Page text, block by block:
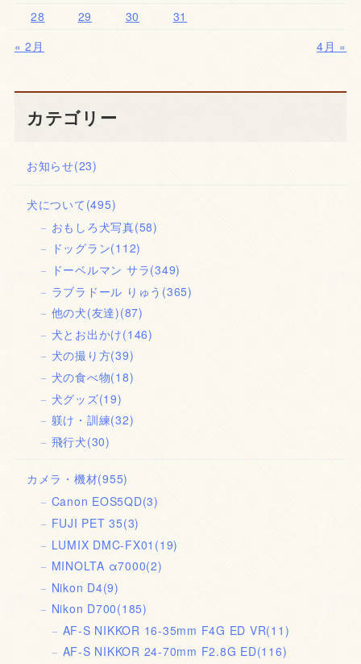
28
29 30
31
« 2月
4月 »
カテゴリー
お知らせ(23)
犬について (495)
おもしろ犬写真(58)
ドッグラン(112)
ドーベルマン サラ(349)
ラブラドール りゅう (365)
他の犬(友達)(87)
犬とお出かけ(146)
犬の撮り方(39)
犬の食べ物(18)
犬グッズ(19)
躾け・訓練(32)
飛行犬(30)
カメラ・機材(955)
Canon EOS5QD(3)
FUJI PET 35(3)
LUMIX DMC-FX01 (19)
MINOLTA α7000(2)
Nikon D4(9)
Nikon D700(185)
AF-S NIKKOR 16-35mm F4G ED VR(11)
AF-S NIKKOR 24-70mm F2.8G ED(116)